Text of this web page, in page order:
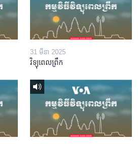
31 មីនា 2025
វិទ្យុពេលព្រឹក